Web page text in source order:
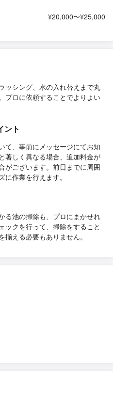
¥20,000〜¥25,000
ッシング、水の入れ替えまで丸
プロに依頼することでよりよい
ント
て、事前にメッセージにてお知
著しく異なる場合、追加料金が
がございます。前日までに周囲
作業を行えます。
る池の掃除も、プロにまかせれ
ックを行って、掃除をすること
える必要もありません。